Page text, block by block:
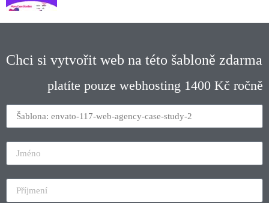
Chci si vytvořit web na této šabloně zdarma
platíte pouze webhosting 1400 Kč ročně